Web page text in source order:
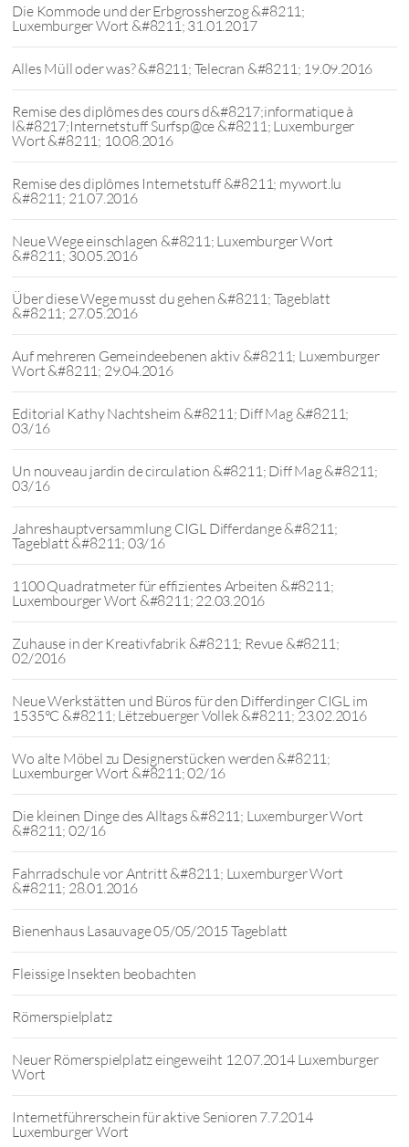
Die Kommode und der Erbgrossherzog &#8211;
Luxemburger Wort &#8211; 31.01.2017
Alles Müll oder was? &#8211; Telecran &#8211; 19.09.2016
Remise des diplômes des cours d&#8217;informatique à
l&#8217;Internetstuff Surfsp@ce &#8211; Luxemburger
Wort &#8211; 10.08.2016
Remise des diplômes Internetstuff &#8211; mywort.lu
&#8211; 21.07.2016
Neue Wege einschlagen &#8211; Luxemburger Wort
&#8211; 30.05.2016
Über diese Wege musst du gehen &#8211; Tageblatt
&#8211; 27.05.2016
Auf mehreren Gemeindeebenen aktiv &#8211; Luxemburger
Wort &#8211; 29.04.2016
Editorial Kathy Nachtsheim &#8211; Diff Mag &#8211;
03/16
Un nouveau jardin de circulation &#8211; Diff Mag &#8211;
03/16
Jahreshauptversammlung CIGL Differdange &#8211;
Tageblatt &#8211; 03/16
1100 Quadratmeter für effizientes Arbeiten &#8211;
Luxembourger Wort &#8211; 22.03.2016
Zuhause in der Kreativfabrik &#8211; Revue &#8211;
02/2016
Neue Werkstätten und Büros für den Differdinger CIGL im
1535°C &#8211; Lëtzebuerger Vollek &#8211; 23.02.2016
Wo alte Möbel zu Designerstücken werden &#8211;
Luxemburger Wort &#8211; 02/16
Die kleinen Dinge des Alltags &#8211; Luxemburger Wort
&#8211; 02/16
Fahrradschule vor Antritt &#8211; Luxemburger Wort
&#8211; 28.01.2016
Bienenhaus Lasauvage 05/05/2015 Tageblatt
Fleissige Insekten beobachten
Römerspielplatz
Neuer Römerspielplatz eingeweiht 12.07.2014 Luxemburger
Wort
Internetführerschein für aktive Senioren 7.7.2014
Luxemburger Wort